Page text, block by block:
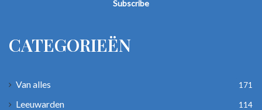
CATEGORIEËN
Van alles 171
Leeuwarden 114